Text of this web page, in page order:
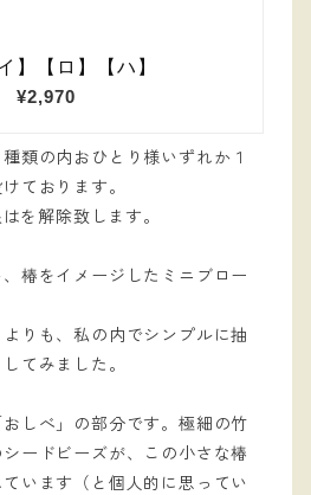
類の内おひとり様いずれか１
ております。
を解除致します。
椿をイメージしたミニブロー
りも、私の内でシンプルに抽
てみました。
しべ」の部分です。極細の竹
ードビーズが、この小さな椿
います（と個人的に思ってい